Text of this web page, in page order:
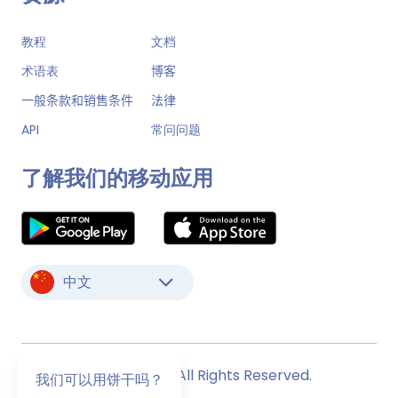
教程
文档
术语表
博客
一般条款和销售条件
法律
API
常问问题
了解我们的移动应用
中文
© Monstock. All Rights Reserved.
我们可以用饼干吗？